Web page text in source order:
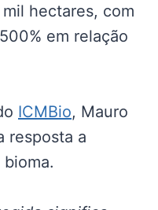
hectares, com
em relação
ICMBio, Mauro
resposta a